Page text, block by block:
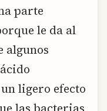
parte
le da al
algunos
ligero efecto